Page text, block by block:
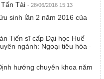
Tài - 28/06/2016 15:13
sinh lần 2 năm 2016 của
Tiến sĩ cấp Đại học Huế
ngành: Ngoại tiêu hóa -
hướng chuyên khoa năm